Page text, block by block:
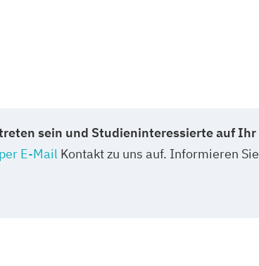
sein und Studieninteressierte auf Ihr
per E-Mail Kontakt zu uns auf. Informieren Sie